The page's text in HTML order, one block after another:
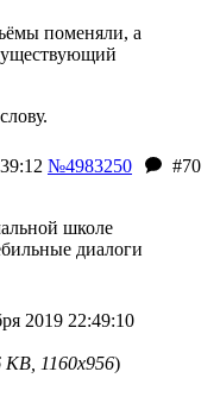
поменяли, а
№4983250
#70
школе
диалоги
2019 22:49:10
KB, 1160x956)